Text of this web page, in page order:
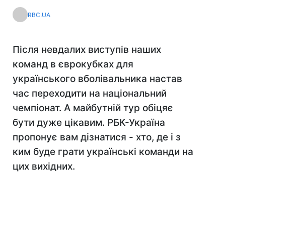
RBC.UA
Після невдалих виступів наших
команд в єврокубках для
українського вболівальника настав
час переходити на національний
чемпіонат. А майбутній тур обіцяє
бути дуже цікавим. РБК-Україна
пропонує вам дізнатися - хто, де і з
ким буде грати українські команди на
цих вихідних.